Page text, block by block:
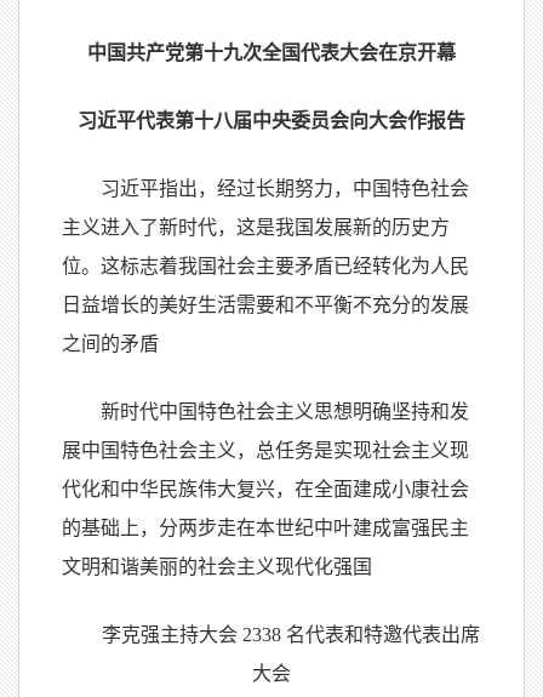
中国共产党第十九次全国代表大会在京开幕
习近平代表第十八届中央委员会向大会作报告
习近平指出，经过长期努力，中国特色社会
主义进入了新时代，这是我国发展新的历史方
位。这标志着我国社会主要矛盾已经转化为人民
日益增长的美好生活需要和不平衡不充分的发展
之间的矛盾
新时代中国特色社会主义思想明确坚持和发
展中国特色社会主义，总任务是实现社会主义现
代化和中华民族伟大复兴，在全面建成小康社会
的基础上，分两步走在本世纪中叶建成富强民主
文明和谐美丽的社会主义现代化强国
李克强主持大会 2338 名代表和特邀代表出席
大会